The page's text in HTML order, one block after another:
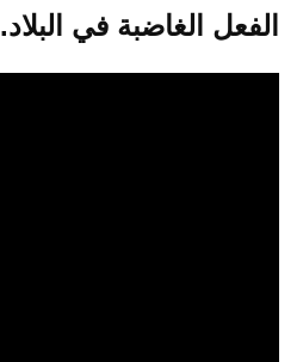
الفعل الغاضبة في البلاد.